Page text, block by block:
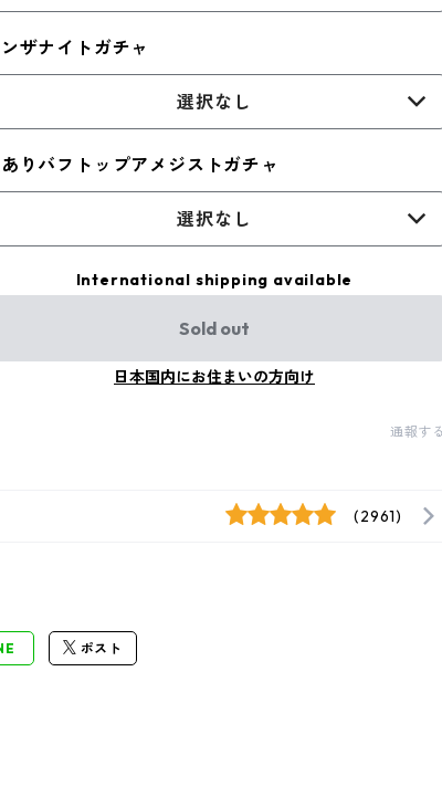
ザナイトガチャ
選択なし
りバフトップアメジストガチャ
選択なし
International shipping available
Sold out
日本国内にお住まいの方向け
通報する
(2961)
ポスト